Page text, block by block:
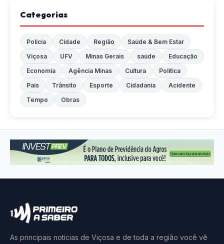
Categorias
Polícia Cidade Região
Saúde & Bem Estar
Viçosa
UFV Minas Gerais saúde
Educação
Economia
Agência Minas Cultura
Política
País
Trânsito Esporte Cidadania
Acidente
Tempo
Obras
As principais notícias de Viçosa e de toda a região você vê